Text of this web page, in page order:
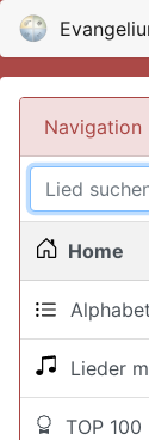
Navigation
Home
Lieder
TOP